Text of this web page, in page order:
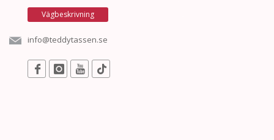
Vägbeskrivning
info@teddytassen.se